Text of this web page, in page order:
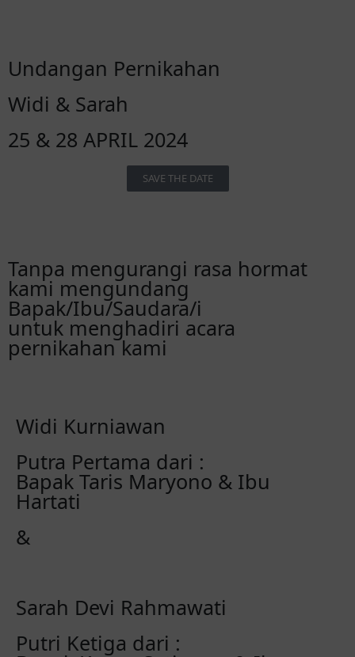
Undangan Pernikahan
Widi & Sarah
25 & 28 APRIL 2024
SAVE THE DATE
Tanpa mengurangi rasa hormat
kami mengundang
Bapak/Ibu/Saudara/i
untuk menghadiri acara
pernikahan kami
Widi Kurniawan
Putra Pertama dari :
Bapak Taris Maryono & Ibu
Hartati
&
Sarah Devi Rahmawati
Putri Ketiga dari :